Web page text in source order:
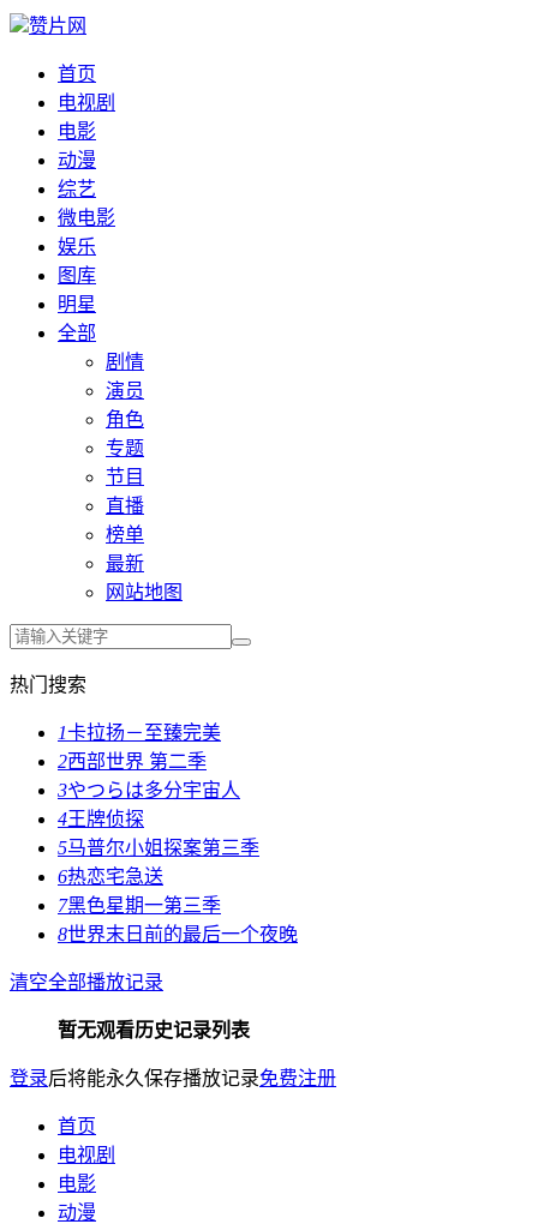
赞片网
首页
电视剧
电影
动漫
综艺
微电影
娱乐
图库
明星
全部
剧情
演员
角色
专题
节目
直播
榜单
最新
网站地图
热门搜索
1卡拉扬－至臻完美
2西部世界 第二季
3やつらは多分宇宙人
4王牌侦探
5马普尔小姐探案第三季
6热恋宅急送
7黑色星期一第三季
8世界末日前的最后一个夜晚
清空全部播放记录
暂无观看历史记录列表
登录后将能永久保存播放记录免费注册
首页
电视剧
电影
动漫